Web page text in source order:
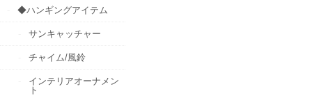
◆ハンギングアイテム
サンキャッチャー
チャイム/風鈴
インテリアオーナメン
ト